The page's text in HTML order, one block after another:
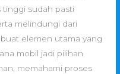
tinggi sudah pasti
melindungi dari
elemen utama yang
mobil jadi pilihan
memahami proses